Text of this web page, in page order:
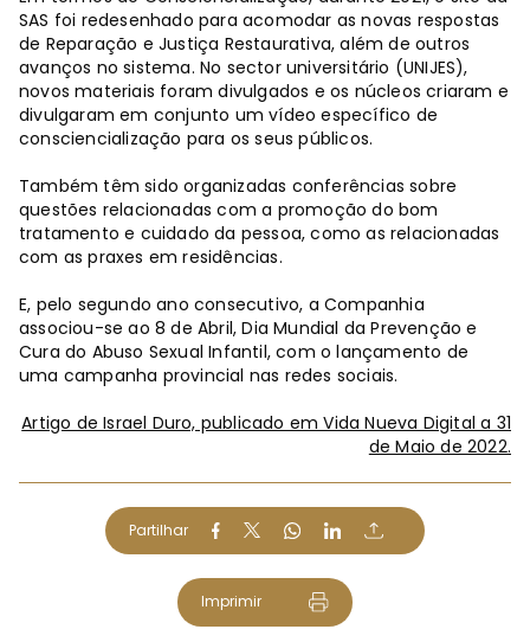
SAS foi redesenhado para acomodar as novas respostas
de Reparação e Justiça Restaurativa, além de outros
avanços no sistema. No sector universitário (UNIJES),
novos materiais foram divulgados e os núcleos criaram e
divulgaram em conjunto um vídeo específico de
consciencialização para os seus públicos.
Também têm sido organizadas conferências sobre
questões relacionadas com a promoção do bom
tratamento e cuidado da pessoa, como as relacionadas
com as praxes em residências.
E, pelo segundo ano consecutivo, a Companhia
associou-se ao 8 de Abril, Dia Mundial da Prevenção e
Cura do Abuso Sexual Infantil, com o lançamento de
uma campanha provincial nas redes sociais.
Artigo de Israel Duro, publicado em Vida Nueva Digital a 31
de Maio de 2022.
Partilhar
Imprimir